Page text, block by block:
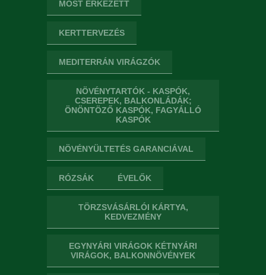
MOST ÉRKEZETT
KERTTERVEZÉS
MEDITERRÁN VIRÁGZÓK
NÖVÉNYTARTÓK - KASPÓK,
CSEREPEK, BALKONLÁDÁK;
ÖNÖNTÖZŐ KASPÓK, FAGYÁLLÓ
KASPÓK
NÖVÉNYÜLTETÉS GARANCIÁVAL
RÓZSÁK ÉVELŐK
TÖRZSVÁSÁRLÓI KÁRTYA,
KEDVEZMÉNY
EGYNYÁRI VIRÁGOK KÉTNYÁRI
VIRÁGOK, BALKONNÖVÉNYEK